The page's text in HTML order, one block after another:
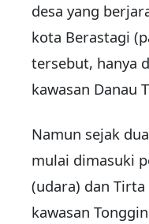
desa yang
kota Berastagi
tersebut, hanya
kawasan Danau
Namun sejak
mulai dimasuki
(udara) dan
kawasan